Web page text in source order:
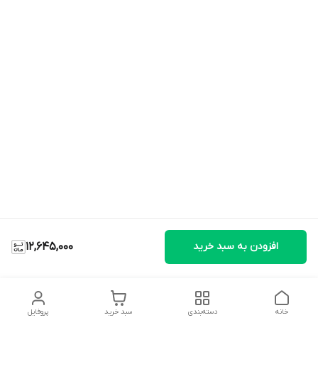
12,645,000 افزودن به سبد خرید
پروفایل سبد خرید دسته‌بندی خانه